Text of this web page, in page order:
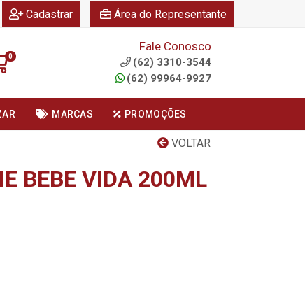
Cadastrar Área do Representante
0
Fale Conosco
(62) 3310-3544
(62) 99964-9927
MARCAS PROMOÇÕES
VOLTAR
BEBE VIDA 200ML